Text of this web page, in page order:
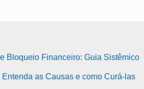
Bloqueio Financeiro: Guia Sistêmico
as Causas e como Curá-las